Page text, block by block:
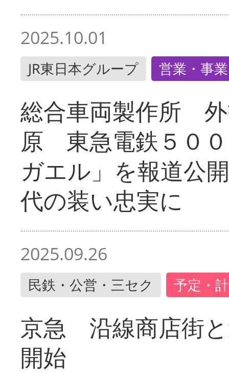
2025.10.01
JR東日本グループ 営業・事
総合車両製作所
原 東急電鉄５０
ガエル」を報道公
代の装い忠実に
2025.09.26
民鉄・公営・三セク 予定・
京急 沿線商店街
開始